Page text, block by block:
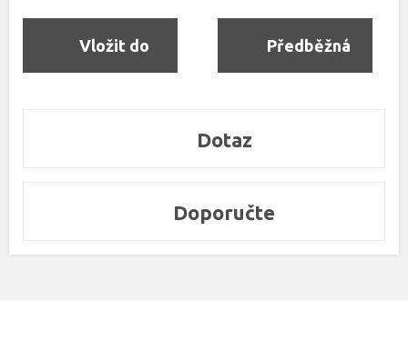
Vložit do Předběžná
Dotaz
Doporučte